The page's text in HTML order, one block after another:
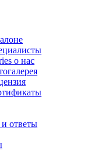
о нас
ответы